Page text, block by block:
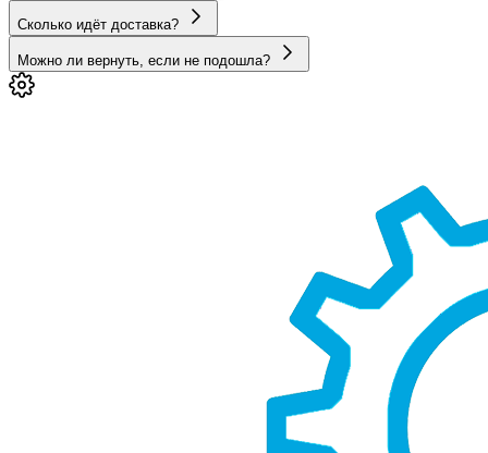
Сколько идёт доставка?
Можно ли вернуть, если не подошла?